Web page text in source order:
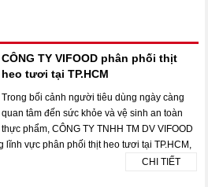
CÔNG TY VIFOOD phân phối thịt
heo tươi tại TP.HCM
Trong bối cảnh người tiêu dùng ngày càng
quan tâm đến sức khỏe và vệ sinh an toàn
thực phẩm, CÔNG TY TNHH TM DV VIFOOD
lĩnh vực phân phối thịt heo tươi tại TP.HCM,
CHI TIẾT